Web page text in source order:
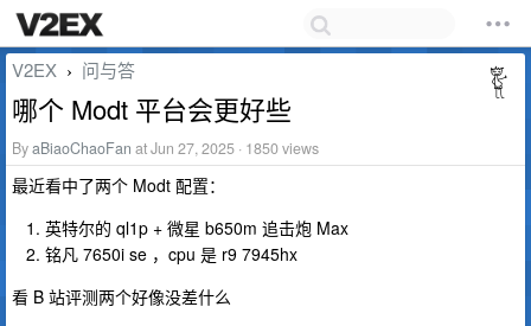
V2EX › 问与答
哪个 Modt 平台会更好些
ByaBiaoChaoFan at Jun 27, 2025 · 1850 views
最近看中了两个 Modt 配置：
英特尔的 ql1p + 微星 b650m 追击炮 Max
铭凡 7650i se ，cpu 是 r9 7945hx
看 B 站评测两个好像没差什么